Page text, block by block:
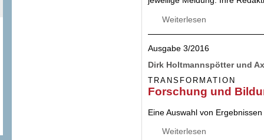
Weiterlesen
Ausgabe 3/2016
Dirk Holtmannspötter und
TRANSFORMATION
Forschung und
Eine Auswahl von
Weiterlesen